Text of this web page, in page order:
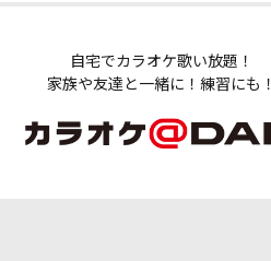
自宅でカラオケ歌い放題！
家族や友達と一緒に！練習にも！